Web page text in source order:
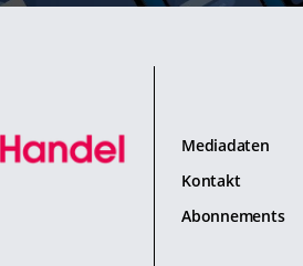
Mediadaten
Kontakt
Abonnements